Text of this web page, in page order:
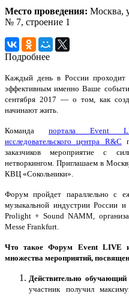
Место проведения: Москва,
№ 7, строение 1
Подробнее
Каждый день в России проходит
эффективным именно Ваше
сентября 2017 — о том, как
начинают жить.
Команда портала Event
исследовательского центра R&C
заказчиков мероприятие с
нетворкингом. Приглашаем в
КВЦ «Сокольники».
Форум пройдет параллельно с
музыкальной индустрии России
Prolight + Sound NAMM,
Messe Frankfurt.
Что такое Форум Event LIVE и
множества мероприятий,
Действительно обучающий
участник получил